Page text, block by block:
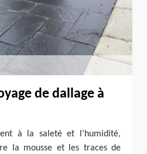
de dallage à
à la saleté et l’humidité,
la mousse et les traces de